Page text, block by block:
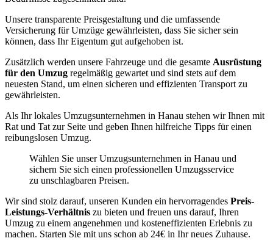
Unsere transparente Preisgestaltung und die umfassende
Versicherung für Umzüge gewährleisten, dass Sie sicher sein
können, dass Ihr Eigentum gut aufgehoben ist.
Zusätzlich werden unsere Fahrzeuge und die gesamte Ausrüstung
für den Umzug regelmäßig gewartet und sind stets auf dem
neuesten Stand, um einen sicheren und effizienten Transport zu
gewährleisten.
Als Ihr lokales Umzugsunternehmen in Hanau stehen wir Ihnen mit
Rat und Tat zur Seite und geben Ihnen hilfreiche Tipps für einen
reibungslosen Umzug.
Wählen Sie unser Umzugsunternehmen in Hanau und
sichern Sie sich einen professionellen Umzugsservice
zu unschlagbaren Preisen.
Wir sind stolz darauf, unseren Kunden ein hervorragendes Preis-
Leistungs-Verhältnis zu bieten und freuen uns darauf, Ihren
Umzug zu einem angenehmen und kosteneffizienten Erlebnis zu
machen. Starten Sie mit uns schon ab 24€ in Ihr neues Zuhause.